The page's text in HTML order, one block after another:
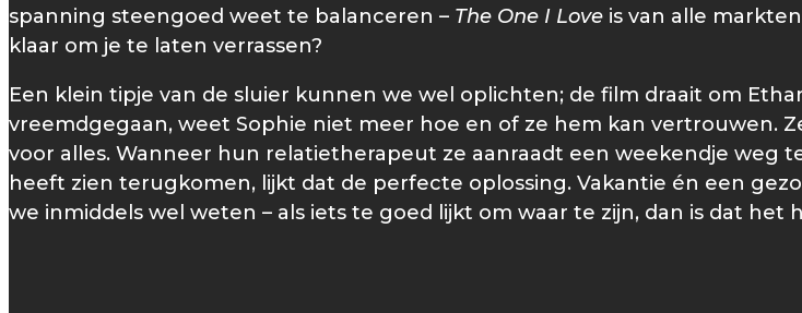
spanning steengoed weet te balanceren – The One I Love is van alle
klaar om je te laten verrassen?
Een klein tipje van de sluier kunnen we wel oplichten; de film draait om
vreemdgegaan, weet Sophie niet meer hoe en of ze hem kan vertrouwen.
voor alles. Wanneer hun relatietherapeut ze aanraadt een weekendje weg
heeft zien terugkomen, lijkt dat de perfecte oplossing. Vakantie én een
we inmiddels wel weten – als iets te goed lijkt om waar te zijn, dan is dat het